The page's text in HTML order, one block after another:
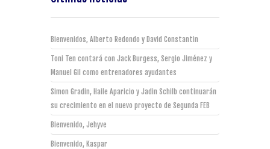
Bienvenidos, Alberto Redondo y David Constantin
Toni Ten contará con Jack Burgess, Sergio Jiménez y
Manuel Gil como entrenadores ayudantes
Simon Gradin, Haile Aparicio y Jadin Schilb continuarán
su crecimiento en el nuevo proyecto de Segunda FEB
Bienvenido, Jehyve
Bienvenido, Kaspar